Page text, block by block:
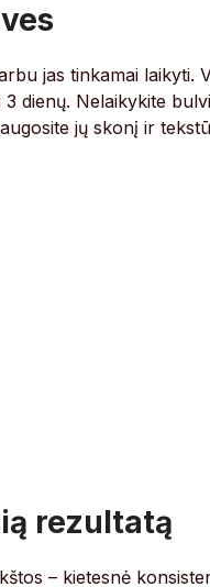
jas tinkamai laikyti.
dienų. Nelaikykite
jų skonį ir
rezultatą
– kietesnė